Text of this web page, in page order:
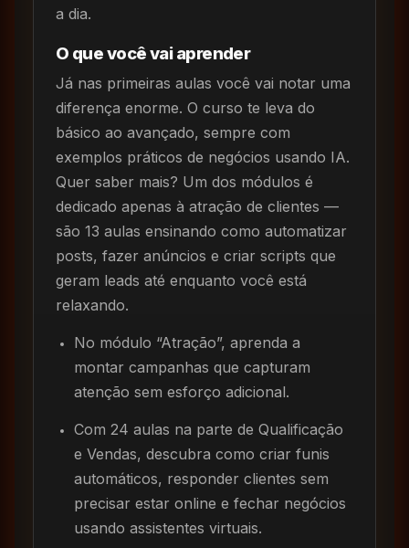
a dia.
O que você vai aprender
Já nas primeiras aulas você vai notar uma
diferença enorme. O curso te leva do
básico ao avançado, sempre com
exemplos práticos de negócios usando IA.
Quer saber mais? Um dos módulos é
dedicado apenas à atração de clientes —
são 13 aulas ensinando como automatizar
posts, fazer anúncios e criar scripts que
geram leads até enquanto você está
relaxando.
No módulo “Atração”, aprenda a
montar campanhas que capturam
atenção sem esforço adicional.
Com 24 aulas na parte de Qualificação
e Vendas, descubra como criar funis
automáticos, responder clientes sem
precisar estar online e fechar negócios
usando assistentes virtuais.